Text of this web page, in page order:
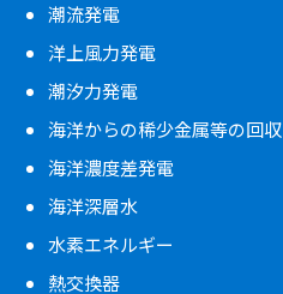
潮流発電
洋上風力発電
潮汐力発電
海洋からの稀少金属等の回収
海洋濃度差発電
海洋深層水
水素エネルギー
熱交換器